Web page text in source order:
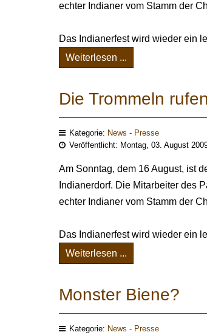
echter Indianer vom Stamm der
Das Indianerfest wird wieder ein
Weiterlesen ...
Die Trommeln rufen
Kategorie: News - Presse
Veröffentlicht: Montag, 03. August
Am Sonntag, dem 16 August, ist
Indianerdorf. Die Mitarbeiter des
echter Indianer vom Stamm der
Das Indianerfest wird wieder ein
Weiterlesen ...
Monster Biene?
Kategorie: News - Presse